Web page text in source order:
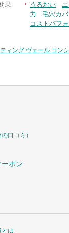
果
うるおい
力
毛穴カ
コストパフ
ィング ヴェール コン
口コミ）
ポン
とは